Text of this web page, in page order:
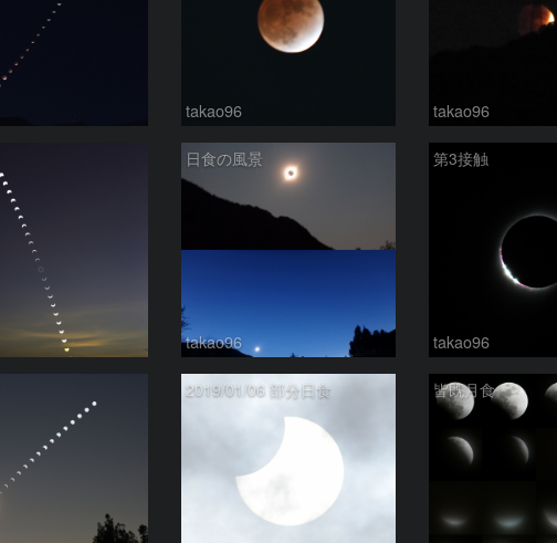
takao96 takao96
日食の風景
takao96
第3接触
takao96
2019/01/06 部分日食 皆既月食